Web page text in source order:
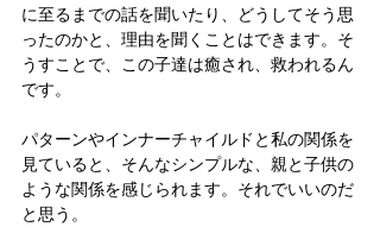
に至るまでの話を聞いたり、どうしてそう思
ったのかと、理由を聞くことはできます。そ
うすことで、この子達は癒され、救われるん
です。
パターンやインナーチャイルドと私の関係を
見ていると、そんなシンプルな、親と子供の
ような関係を感じられます。それでいいのだ
と思う。